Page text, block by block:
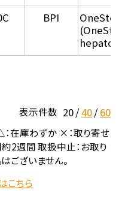
BPI
表示件数 20 40 60
在庫わずか ×：取り寄せ
2週間 取扱中止：お取り
ございません。
こちら